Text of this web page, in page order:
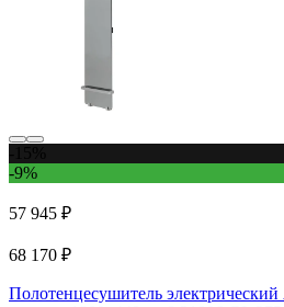
-9%
57 945 ₽
68 170 ₽
Полотенцесушитель